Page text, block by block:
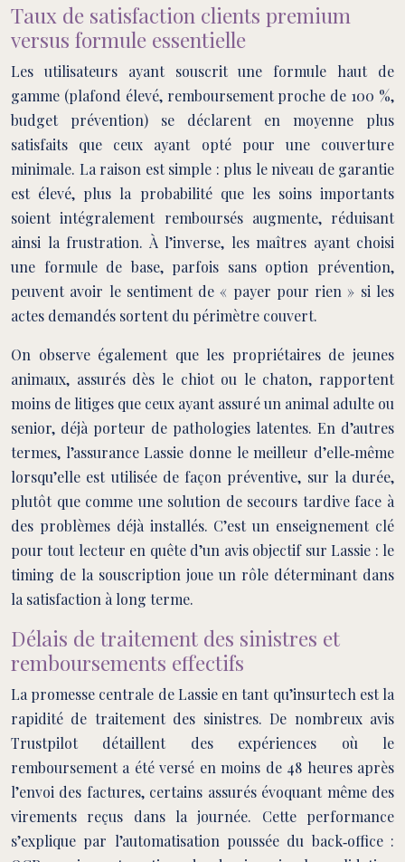
Taux de satisfaction clients premium
versus formule essentielle
Les utilisateurs ayant souscrit une formule haut de
gamme (plafond élevé, remboursement proche de 100 %,
budget prévention) se déclarent en moyenne plus
satisfaits que ceux ayant opté pour une couverture
minimale. La raison est simple : plus le niveau de garantie
est élevé, plus la probabilité que les soins importants
soient intégralement remboursés augmente, réduisant
ainsi la frustration. À l’inverse, les maîtres ayant choisi
une formule de base, parfois sans option prévention,
peuvent avoir le sentiment de « payer pour rien » si les
actes demandés sortent du périmètre couvert.
On observe également que les propriétaires de jeunes
animaux, assurés dès le chiot ou le chaton, rapportent
moins de litiges que ceux ayant assuré un animal adulte ou
senior, déjà porteur de pathologies latentes. En d’autres
termes, l’assurance Lassie donne le meilleur d’elle‑même
lorsqu’elle est utilisée de façon préventive, sur la durée,
plutôt que comme une solution de secours tardive face à
des problèmes déjà installés. C’est un enseignement clé
pour tout lecteur en quête d’un avis objectif sur Lassie : le
timing de la souscription joue un rôle déterminant dans
la satisfaction à long terme.
Délais de traitement des sinistres et
remboursements effectifs
La promesse centrale de Lassie en tant qu’insurtech est la
rapidité de traitement des sinistres. De nombreux avis
Trustpilot détaillent des expériences où le
remboursement a été versé en moins de 48 heures après
l’envoi des factures, certains assurés évoquant même des
virements reçus dans la journée. Cette performance
s’explique par l’automatisation poussée du back‑office :